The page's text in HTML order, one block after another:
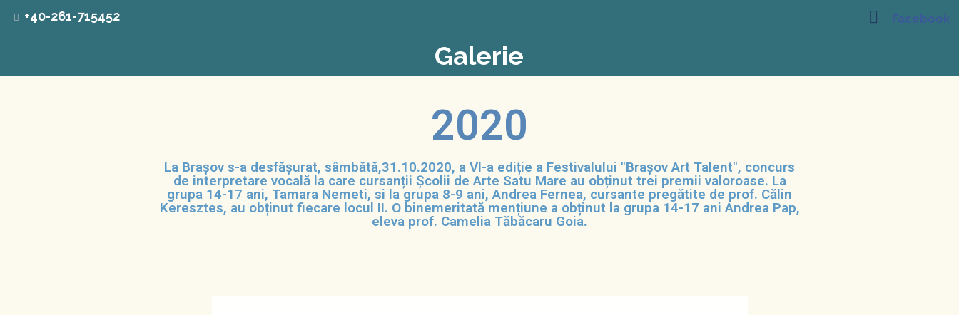
+40-261-715452
Galerie
2020
La Brașov s-a desfășurat, sâmbătă,31.10.2020, a VI-a ediție a Festivalului "Brașov Art Talent", concurs
de interpretare vocală la care cursanții Școlii de Arte Satu Mare au obținut trei premii valoroase. La
grupa 14-17 ani, Tamara Nemeti, si la grupa 8-9 ani, Andrea Fernea, cursante pregătite de prof. Călin
Keresztes, au obținut fiecare locul II. O binemeritată mențiune a obținut la grupa 14-17 ani Andrea Pap,
eleva prof. Camelia Tăbăcaru Goia.